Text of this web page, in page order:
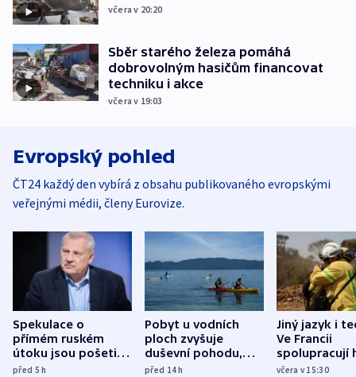
včera v 20:20
Sběr starého železa pomáhá
dobrovolným hasičům financovat
techniku i akce
včera v 19:03
Evropský pohled
ČT24 každý den vybírá z obsahu publikovaného evropskými
veřejnými médii, členy Eurovize.
Spekulace o
přímém ruském
útoku jsou pošetilé,
míní estonský
před 5h
Pobyt u vodních
ploch zvyšuje
duševní pohodu,
ukázala
před 14h
Jiný jazyk i
Ve Francii
spolupracují
různých zemí
včera v 15:30